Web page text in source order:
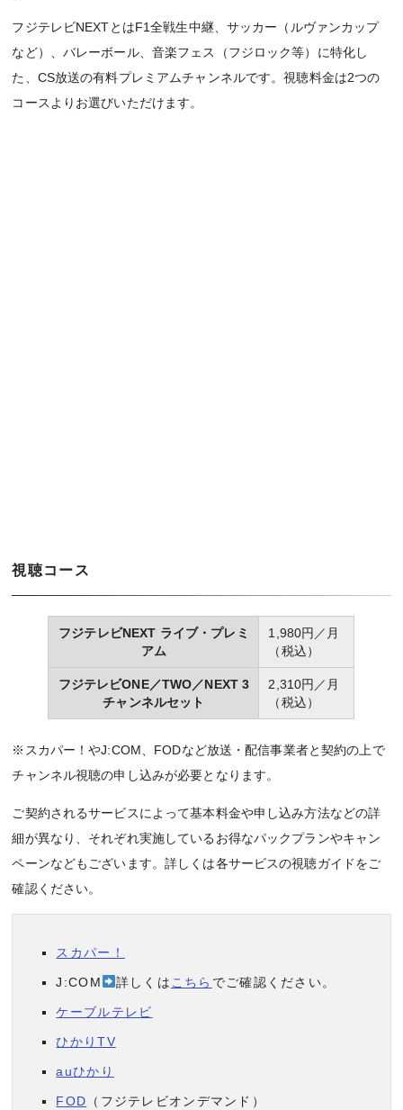
フジテレビNEXTとはF1全戦生中継、サッカー（ルヴァンカップ
など）、バレーボール、音楽フェス（フジロック等）に特化し
た、CS放送の有料プレミアムチャンネルです。視聴料金は2つの
コースよりお選びいただけます。
視聴コース
フジテレビNEXT ライブ・プレミ
アム
1,980円／月
（税込）
フジテレビONE／TWO／NEXT 3
チャンネルセット
2,310円／月
（税込）
※スカパー！やJ:COM、FODなど放送・配信事業者と契約の上で
チャンネル視聴の申し込みが必要となります。
ご契約されるサービスによって基本料金や申し込み方法などの詳
細が異なり、それぞれ実施しているお得なパックプランやキャン
ペーンなどもございます。詳しくは各サービスの視聴ガイドをご
確認ください。
スカパー！
J:COM 詳しくは こちら でご確認ください。
ケーブルテレビ
ひかりTV
auひかり
FOD （フジテレビオンデマンド）